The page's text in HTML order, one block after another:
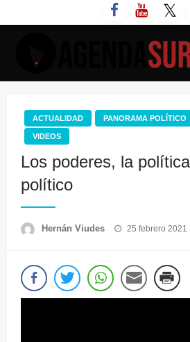
al
ACTUALIDAD PANORAMA POLÍTICO
VIDEOS
Los poderes, la
político
Hernán Viudes
Publicado
25 febrero 2021